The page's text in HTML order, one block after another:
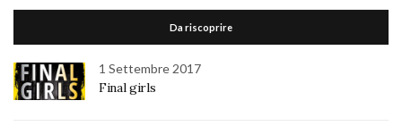
Da riscoprire
1 Settembre 2017
Final girls